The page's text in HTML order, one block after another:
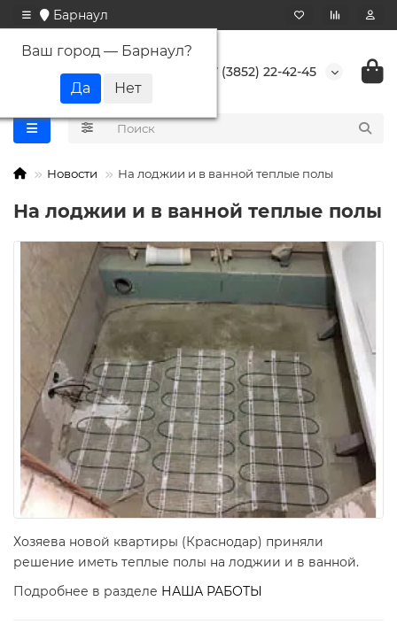
Барнаул
Ваш город — Барнаул?
+7 (3852) 22-42-45
Новости На лоджии и в ванной теплые полы
На лоджии и в ванной теплые полы
Хозяева новой квартиры (Краснодар) приняли
решение иметь теплые полы на лоджии и в ванной.
Подробнее в разделе НАША РАБОТЫ